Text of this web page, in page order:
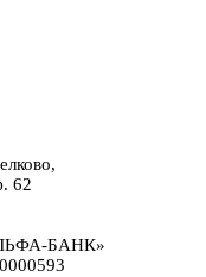
62
БАНК»